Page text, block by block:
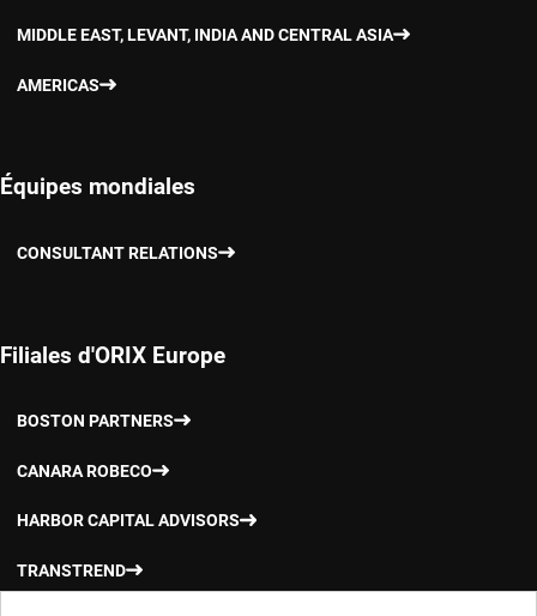
MIDDLE EAST, LEVANT, INDIA AND CENTRAL ASIA
AMERICAS
Équipes mondiales
CONSULTANT RELATIONS
Filiales d'ORIX Europe
BOSTON PARTNERS
CANARA ROBECO
HARBOR CAPITAL ADVISORS
TRANSTREND